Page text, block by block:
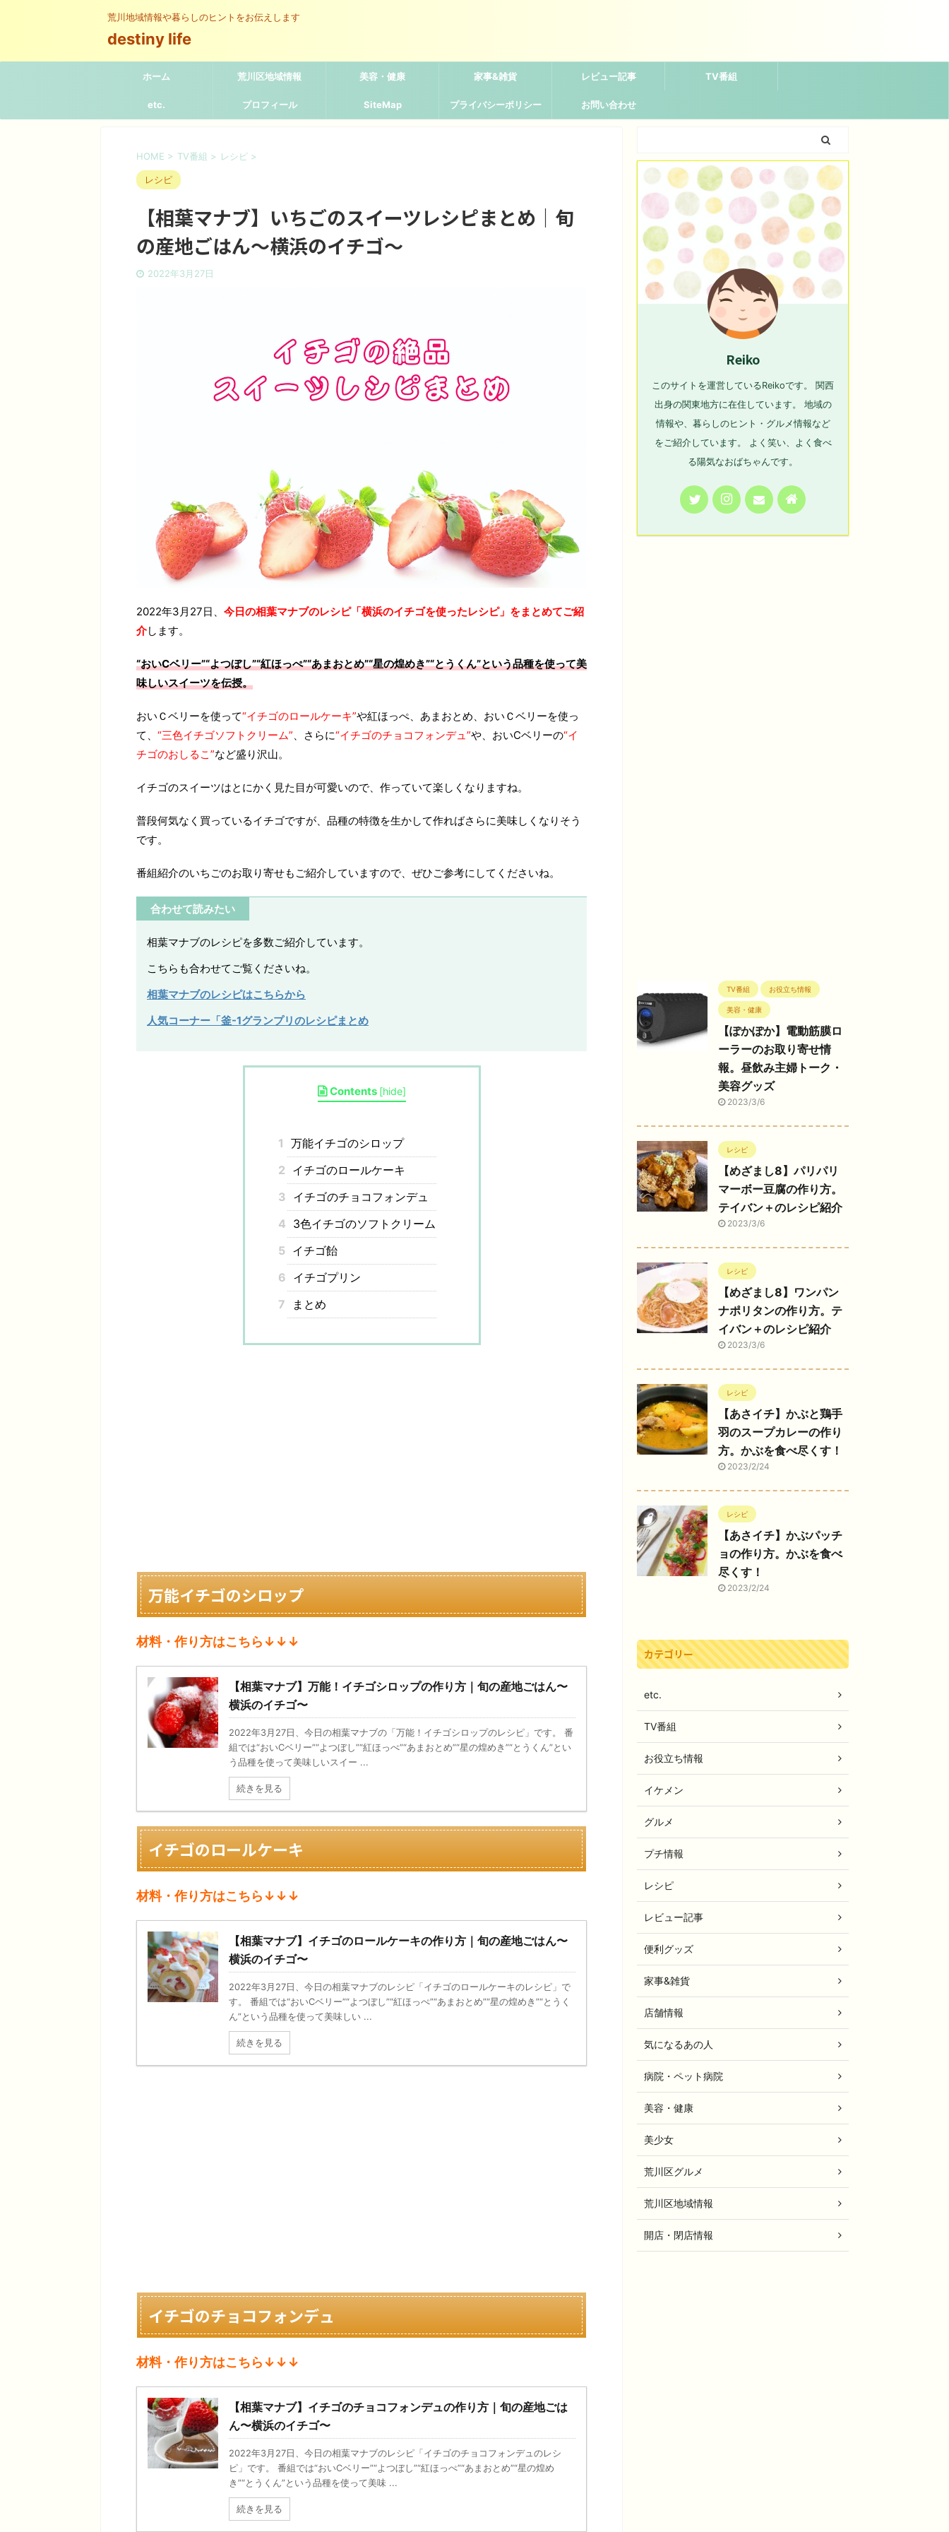
荒川地域情報や暮らしのヒントをお伝えします
destiny life
ホーム 荒川区地域情報 美容・健康 家事&雑貨 レビュー記事 TV番組
etc. プロフィール SiteMap プライバシーポリシー お問い合わせ
HOME > TV番組 > レシピ >
レシピ
【相葉マナブ】いちごのスイーツレシピまとめ｜旬
の産地ごはん〜横浜のイチゴ〜
2022年3月27日
2022年3月27日、 今日の相葉マナブのレシピ「横浜のイチゴを使ったレシピ」をまとめてご紹
介します。
“おいCベリー”“よつぼし”“紅ほっぺ”“あまおとめ”“星の煌めき”“とうくん”という品種を使って美
味しいスイーツを伝授。
おいＣベリーを使って“イチゴのロールケーキ”や紅ほっぺ、あまおとめ、おいＣベリーを使っ
て、 “三色イチゴソフトクリーム”、さらに“イチゴのチョコフォンデュ”や、おいCベリーの“イ
チゴのおしるこ”など盛り沢山。
イチゴのスイーツはとにかく見た目が可愛いので、作っていて楽しくなりますね。
普段何気なく買っているイチゴですが、品種の特徴を生かして作ればさらに美味しくなりそう
です。
番組紹介のいちごのお取り寄せもご紹介していますので、ぜひご参考にしてくださいね。
合わせて読みたい
相葉マナブのレシピを多数ご紹介しています。
こちらも合わせてご覧くださいね。
相葉マナブのレシピはこちらから
人気コーナー「釜-1グランプリのレシピまとめ
Contents [hide]
1 万能イチゴのシロップ
2 イチゴのロールケーキ
3 イチゴのチョコフォンデュ
4 3色イチゴのソフトクリーム
5 イチゴ飴
6 イチゴプリン
7
まとめ
万能イチゴのシロップ
材料・作り方はこちら↓↓↓
【相葉マナブ】万能！イチゴシロップの作り方｜旬の産地ごはん〜
横浜のイチゴ〜
2022年3月27日、今日の相葉マナブの「万能！イチゴシロップのレシピ」です。 番
組では“おいCベリー”“よつぼし”“紅ほっぺ”“あまおとめ”“星の煌めき”“とうくん”とい
う品種を使って美味しいスイー ...
続きを見る
イチゴのロールケーキ
材料・作り方はこちら↓↓↓
【相葉マナブ】イチゴのロールケーキの作り方｜旬の産地ごはん〜
横浜のイチゴ〜
2022年3月27日、今日の相葉マナブのレシピ「イチゴのロールケーキのレシピ」で
す。 番組では“おいCベリー”“よつぼし”“紅ほっぺ”“あまおとめ”“星の煌めき”“とうく
ん”という品種を使って美味しい ...
続きを見る
イチゴのチョコフォンデュ
材料・作り方はこちら↓↓↓
【相葉マナブ】イチゴのチョコフォンデュの作り方｜旬の産地ごは
ん〜横浜のイチゴ〜
2022年3月27日、今日の相葉マナブのレシピ「イチゴのチョコフォンデュのレシ
ピ」です。 番組では“おいCベリー”“よつぼし”“紅ほっぺ”“あまおとめ”“星の煌め
き”“とうくん”という品種を使って美味 ...
続きを見る
Reiko
このサイトを運営しているReikoです。 関西
出身の関東地方に在住しています。 地域の
情報や、暮らしのヒント・グルメ情報など
をご紹介しています。 よく笑い、よく食べ
る陽気なおばちゃんです。
TV番組 お役立ち情報
美容・健康
【ぽかぽか】電動筋膜ロ
ーラーのお取り寄せ情
報。昼飲み主婦トーク・
美容グッズ
2023/3/6
レシピ
【めざまし8】パリパリ
マーボー豆腐の作り方。
テイバン＋のレシピ紹介
2023/3/6
レシピ
【めざまし8】ワンパン
ナポリタンの作り方。テ
イバン＋のレシピ紹介
2023/3/6
レシピ
【あさイチ】かぶと鶏手
羽のスープカレーの作り
方。かぶを食べ尽くす！
2023/2/24
レシピ
【あさイチ】かぶパッチ
ョの作り方。かぶを食べ
尽くす！
2023/2/24
カテゴリー
etc.
TV番組
お役立ち情報
イケメン
グルメ
プチ情報
レシピ
レビュー記事
便利グッズ
家事&雑貨
店舗情報
気になるあの人
病院・ペット病院
美容・健康
美少女
荒川区グルメ
荒川区地域情報
開店・閉店情報